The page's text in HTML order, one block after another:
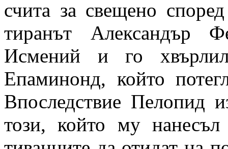
счита за свещено
тиранът Александър
Исмений и го
Епаминонд, който
Впоследствие Пелопид
този, който му нанесъл